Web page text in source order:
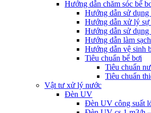
Hướng dẫn chăm sóc bể
Hướng dẫn sử dụng
Hướng dẫn xử lý sự
Hướng dẫn sử dụng
Hướng dẫn làm
Hướng dẫn vệ sinh
Tiêu chuẩn bể bơi
Tiêu chuẩn
Tiêu chuẩn
Vật tư xử lý nước
Đèn UV
Đèn UV công suất